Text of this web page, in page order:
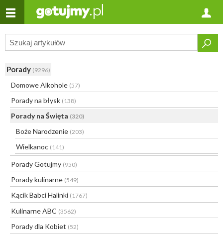
Porady (9296)
Domowe Alkohole (57)
Porady na błysk (138)
Porady na Święta (320)
Boże Narodzenie (203)
Wielkanoc (141)
Porady Gotujmy (950)
Porady kulinarne (549)
Kącik Babci Halinki (1767)
Kulinarne ABC (3562)
Porady dla Kobiet (52)